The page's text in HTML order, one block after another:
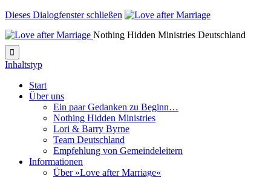
Dieses Dialogfenster schließen
Nothing Hidden Ministries Deutschland

Inhaltstyp
Start
Über uns
Ein paar Gedanken zu Beginn…
Nothing Hidden Ministries
Lori & Barry Byrne
Team Deutschland
Empfehlung von Gemeindeleitern
Informationen
Über »Love after Marriage«